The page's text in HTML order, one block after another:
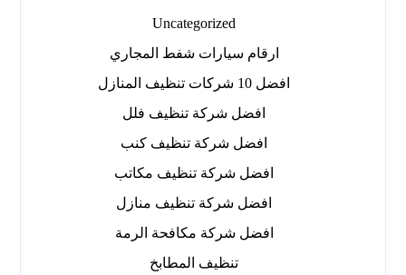
Uncategorized
ارقام سيارات شفط المجاري
افضل 10 شركات تنظيف المنازل
افضل شركة تنظيف فلل
افضل شركة تنظيف كنب
افضل شركة تنظيف مكاتب
افضل شركة تنظيف منازل
افضل شركة مكافحة الرمة
تنظيف المطابخ